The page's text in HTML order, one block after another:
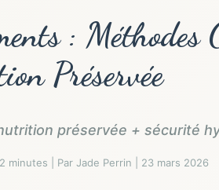
: Méthodes
Préservée
préservée + sécurité
minutes | Par Jade Perrin | 23 mars 2026